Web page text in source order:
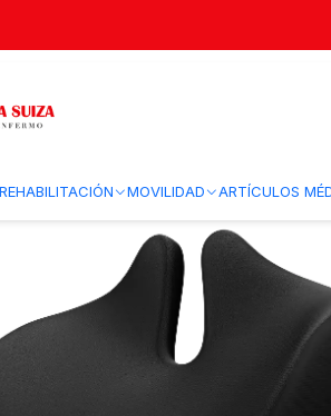
MOVILIDAD ARTÍCULOS
TM390 - Cojín Ergonómico con